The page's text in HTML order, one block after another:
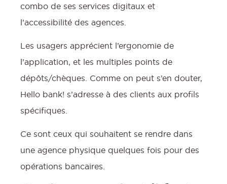
combo de ses services digitaux et
l’accessibilité des agences.
Les usagers apprécient l’ergonomie de
l’application, et les multiples points de
dépôts/chèques. Comme on peut s’en douter,
Hello bank! s’adresse à des clients aux profils
spécifiques.
Ce sont ceux qui souhaitent se rendre dans
une agence physique quelques fois pour des
opérations bancaires.